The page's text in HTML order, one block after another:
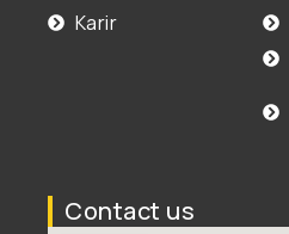
Karir
Contact us